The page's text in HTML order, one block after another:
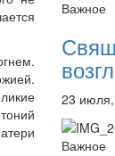
Важное
23
Важное